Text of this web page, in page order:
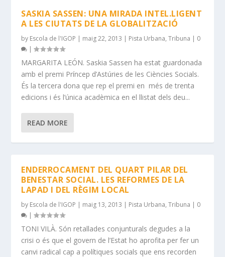
SASKIA SASSEN: UNA MIRADA INTEL.LIGENT
A LES CIUTATS DE LA GLOBALITZACIÓ
by Escola de l'IGOP | maig 22, 2013 | Pista Urbana,Tribuna | 0
|
MARGARITA LEÓN. Saskia Sassen ha estat guardonada
amb el premi Príncep d’Astúries de les Ciències Socials.
És la tercera dona que rep el premi en més de trenta
edicions i és l’única acadèmica en el llistat dels deu...
READ MORE
ENDERROCAMENT DEL QUART PILAR DEL
BENESTAR SOCIAL. LES REFORMES DE LA
LAPAD I DEL RÈGIM LOCAL
by Escola de l'IGOP | maig 13, 2013 | Pista Urbana,Tribuna | 0
|
TONI VILÀ. Són retallades conjunturals degudes a la
crisi o és que el govern de l’Estat ho aprofita per fer un
canvi radical cap a polítiques socials que ens recorden